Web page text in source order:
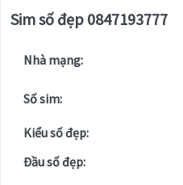
Sim số đẹp 0847193777
Nhà mạng:
Số sim:
Kiểu số đẹp:
Đầu số đẹp: